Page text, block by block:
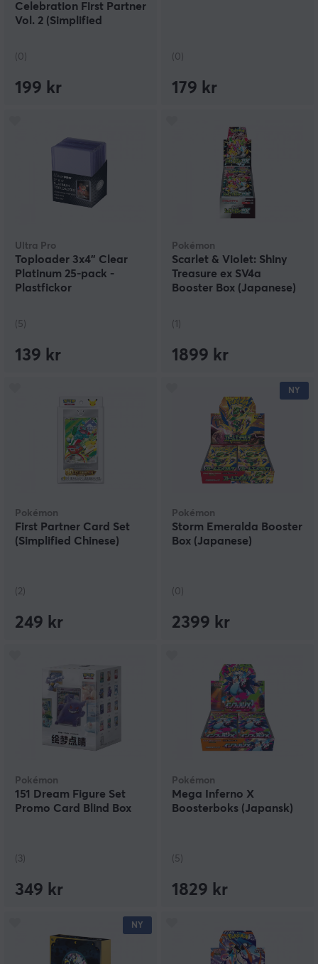
Celebration First Partner
Vol. 2 (Simplified
(0)
199 kr
(0)
179 kr
Ultra Pro
Toploader 3x4" Clear
Platinum 25-pack -
Plastfickor
(5)
139 kr
Pokémon
Scarlet & Violet: Shiny
Treasure ex SV4a
Booster Box (Japanese)
(1)
1899 kr
Pokémon
First Partner Card Set
(Simplified Chinese)
(2)
249 kr
NY
Pokémon
Storm Emeralda Booster
Box (Japanese)
(0)
2399 kr
Pokémon
151 Dream Figure Set
Promo Card Blind Box
(3)
349 kr
Pokémon
Mega Inferno X
Boosterboks (Japansk)
(5)
1829 kr
NY